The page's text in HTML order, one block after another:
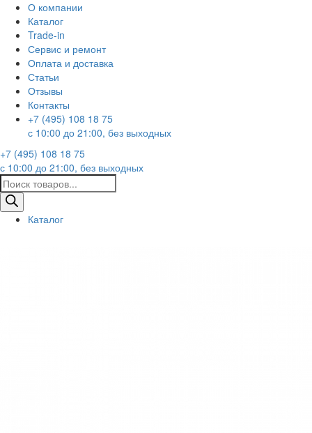
О компании
Каталог
Trade-in
Сервис и ремонт
Оплата и доставка
Статьи
Отзывы
Контакты
+7 (495) 108 18 75
с 10:00 до 21:00, без выходных
+7 (495) 108 18 75
с 10:00 до 21:00, без выходных
Поиск
товаров
Каталог